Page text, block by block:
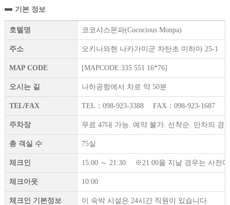
기본 정보
호텔명 코코샤스몬파(Cococious Monpa)
주소 오키나와현 나카가미군 차탄초 미하마 25-1
MAP CODE [MAPCODE:335 551 16*76]
오시는 길 나하공항에서 차로 약 50분
TEL/FAX TEL：098-923-3388 FAX：098-923-1687
주차장 무료 47대 가능. 예약 불가. 선착순. 만차의 경
총 객실 수 75실
체크인 15:00 ～ 21:30 ※21:00을 지날 경우는 사전
체크아웃 10:00
체크인 기본정보 이 숙박 시설은 24시간 직원이 있습니다.